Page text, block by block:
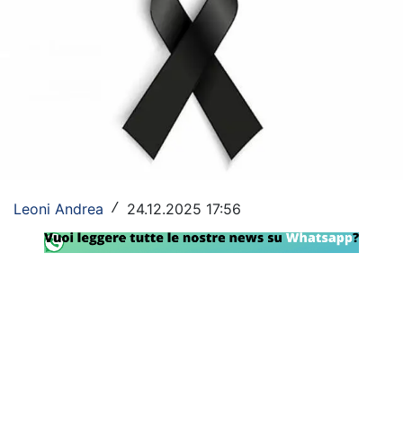
Champions League
Europa League
Formula 1
Leoni Andrea / 24.12.2025 17:56